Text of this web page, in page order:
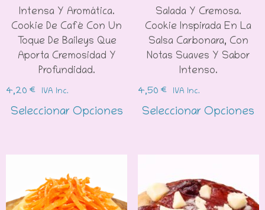
Intensa Y Aromática.
Cookie De Café Con Un
Toque De Baileys Que
Aporta Cremosidad Y
Profundidad.
4,20 € IVA Inc.
Seleccionar Opciones
Salada Y Cremosa.
Cookie Inspirada En La
Salsa Carbonara, Con
Notas Suaves Y Sabor
Intenso.
4,50 € IVA Inc.
Seleccionar Opciones